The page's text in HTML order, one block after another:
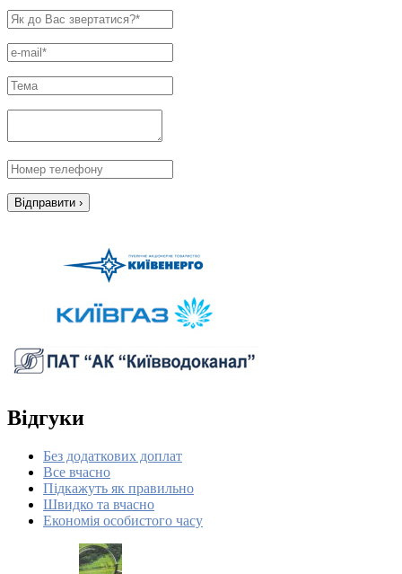
Відгуки
Без додаткових доплат
Все вчасно
Підкажуть як правильно
Швидко та вчасно
Економія особистого часу